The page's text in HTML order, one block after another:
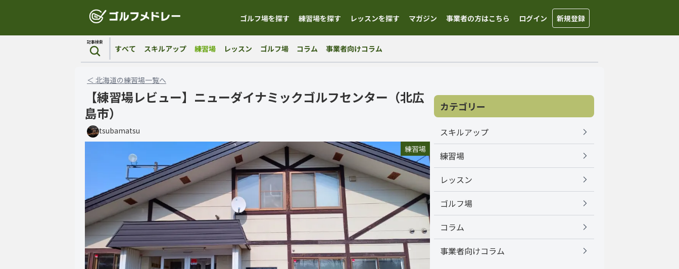
ゴルフ場を探す 練習場を探す レッスンを探す マガジン 事業者の方はこちら ログイン 新規登録
記事検索
すべて スキルアップ 練習場 レッスン ゴルフ場 コラム 事業者向けコラム
＜ 北海道の練習場一覧へ
【練習場レビュー】ニューダイナミックゴルフセンター（北広
島市）
tsubamatsu
練習場
カテゴリー
スキルアップ
練習場
レッスン
ゴルフ場
コラム
事業者向けコラム